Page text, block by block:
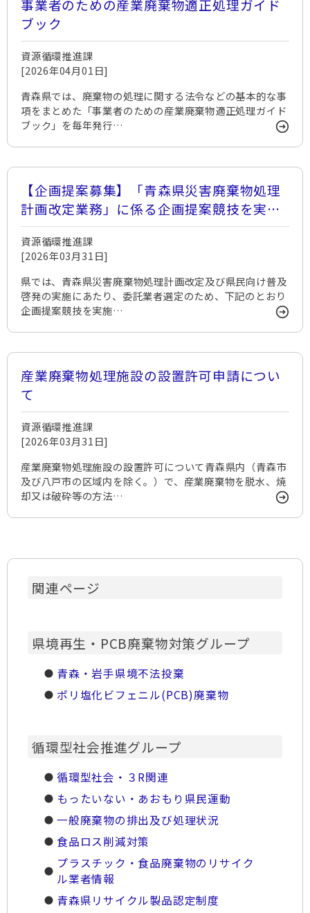
事業者のための産業廃棄物適正処理ガイド
ブック
資源循環推進課
[2026年04月01日]
青森県では、廃棄物の処理に関する法令などの基本的な事
項をまとめた「事業者のための産業廃棄物適正処理ガイド
ブック」を毎年発行…
【企画提案募集】「青森県災害廃棄物処理
計画改定業務」に係る企画提案競技を実施
します。
資源循環推進課
[2026年03月31日]
県では、青森県災害廃棄物処理計画改定及び県民向け普及
啓発の実施にあたり、委託業者選定のため、下記のとおり
企画提案競技を実施…
産業廃棄物処理施設の設置許可申請につい
て
資源循環推進課
[2026年03月31日]
産業廃棄物処理施設の設置許可について青森県内（青森市
及び八戸市の区域内を除く。）で、産業廃棄物を脱水、焼
却又は破砕等の方法…
関連ページ
県境再生・PCB廃棄物対策グループ
青森・岩手県境不法投棄
ポリ塩化ビフェニル(PCB)廃棄物
循環型社会推進グループ
循環型社会・３R関連
もったいない・あおもり県民運動
一般廃棄物の排出及び処理状況
食品ロス削減対策
プラスチック・食品廃棄物のリサイク
ル業者情報
青森県リサイクル製品認定制度